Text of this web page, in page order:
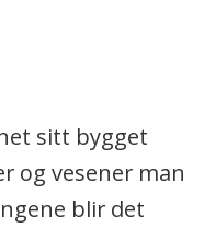
sitt bygget
og vesener man
blir det